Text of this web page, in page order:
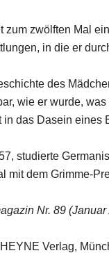
zum zwölften Mal
in die er
des
wie er wurde,
in das Dasein
studierte
mit dem Grimme-
Nr. 89
HEYNE Verlag,